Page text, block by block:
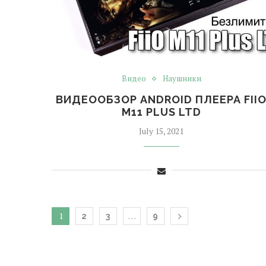
Видео Наушники
ВИДЕООБЗОР ANDROID ПЛЕЕРА
M11 PLUS LTD
July 15, 2021
1 2 3 … 9